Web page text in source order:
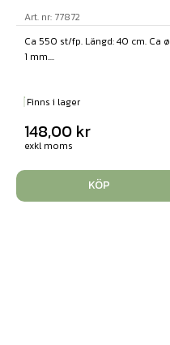
Art. nr: 77872
Ca 550 st/fp. Längd: 40 cm. Ca ø
1 mm....
Finns i lager
148,00 kr
exkl moms
KÖP